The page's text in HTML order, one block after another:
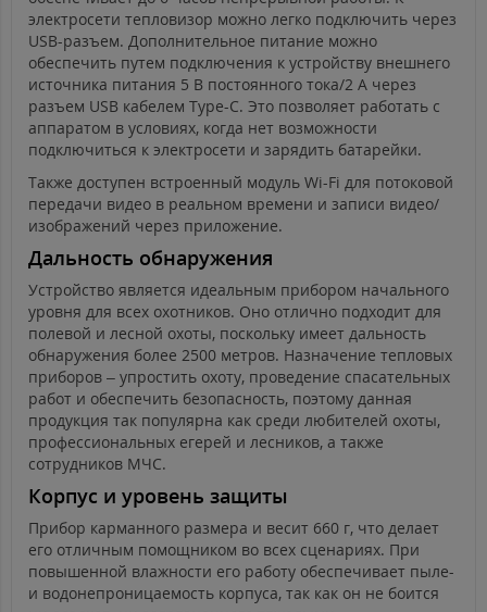
электросети тепловизор можно легко подключить через
USB-разъем. Дополнительное питание можно
обеспечить путем подключения к устройству внешнего
источника питания 5 В постоянного тока/2 А через
разъем USB кабелем Type-C. Это позволяет работать с
аппаратом в условиях, когда нет возможности
подключиться к электросети и зарядить батарейки.
Также доступен встроенный модуль Wi-Fi для потоковой
передачи видео в реальном времени и записи видео/
изображений через приложение.
Дальность обнаружения
Устройство является идеальным прибором начального
уровня для всех охотников. Оно отлично подходит для
полевой и лесной охоты, поскольку имеет дальность
обнаружения более 2500 метров. Назначение тепловых
приборов – упростить охоту, проведение спасательных
работ и обеспечить безопасность, поэтому данная
продукция так популярна как среди любителей охоты,
профессиональных егерей и лесников, а также
сотрудников МЧС.
Корпус и уровень защиты
Прибор карманного размера и весит 660 г, что делает
его отличным помощником во всех сценариях. При
повышенной влажности его работу обеспечивает пыле-
и водонепроницаемость корпуса, так как он не боится